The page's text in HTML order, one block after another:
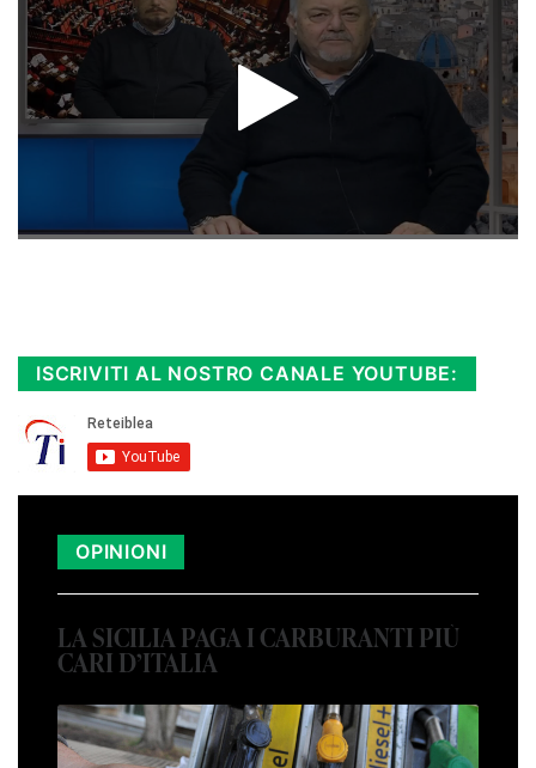
ISCRIVITI AL NOSTRO CANALE YOUTUBE:
OPINIONI
LA SICILIA PAGA I CARBURANTI PIÙ
CARI D’ITALIA